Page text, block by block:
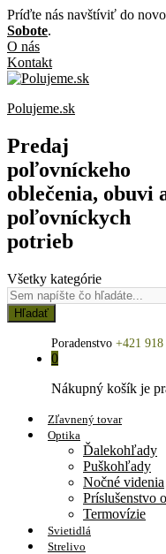
Príďte nás navštíviť do
Sobote.
O nás
Kontakt
Polujeme.sk
Predaj
poľovníckeho
oblečenia, obuvi
poľovníckych
potrieb
Všetky kategórie
Hľadať
Poradenstvo +421
0
Nákupný košík je
Zľavnený tovar
Optika
Ďalekohľady
Puškohľady
Nočné videnia
Príslušenstvo
Termovízie
Svietidlá
Strelivo